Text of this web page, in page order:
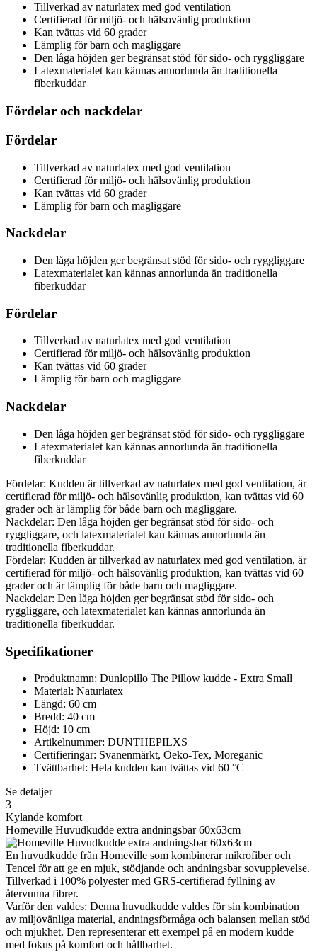
Tillverkad av naturlatex med god ventilation
Certifierad för miljö- och hälsovänlig produktion
Kan tvättas vid 60 grader
Lämplig för barn och magliggare
Den låga höjden ger begränsat stöd för sido- och ryggliggare
Latexmaterialet kan kännas annorlunda än traditionella
fiberkuddar
Fördelar och nackdelar
Fördelar
Tillverkad av naturlatex med god ventilation
Certifierad för miljö- och hälsovänlig produktion
Kan tvättas vid 60 grader
Lämplig för barn och magliggare
Nackdelar
Den låga höjden ger begränsat stöd för sido- och ryggliggare
Latexmaterialet kan kännas annorlunda än traditionella
fiberkuddar
Fördelar
Tillverkad av naturlatex med god ventilation
Certifierad för miljö- och hälsovänlig produktion
Kan tvättas vid 60 grader
Lämplig för barn och magliggare
Nackdelar
Den låga höjden ger begränsat stöd för sido- och ryggliggare
Latexmaterialet kan kännas annorlunda än traditionella
fiberkuddar
Fördelar: Kudden är tillverkad av naturlatex med god ventilation, är
certifierad för miljö- och hälsovänlig produktion, kan tvättas vid 60
grader och är lämplig för både barn och magliggare.
Nackdelar: Den låga höjden ger begränsat stöd för sido- och
ryggliggare, och latexmaterialet kan kännas annorlunda än
traditionella fiberkuddar.
Fördelar: Kudden är tillverkad av naturlatex med god ventilation, är
certifierad för miljö- och hälsovänlig produktion, kan tvättas vid 60
grader och är lämplig för både barn och magliggare.
Nackdelar: Den låga höjden ger begränsat stöd för sido- och
ryggliggare, och latexmaterialet kan kännas annorlunda än
traditionella fiberkuddar.
Specifikationer
Produktnamn: Dunlopillo The Pillow kudde - Extra Small
Material: Naturlatex
Längd: 60 cm
Bredd: 40 cm
Höjd: 10 cm
Artikelnummer: DUNTHEPILXS
Certifieringar: Svanenmärkt, Oeko-Tex, Moreganic
Tvättbarhet: Hela kudden kan tvättas vid 60 °C
Se detaljer
3
Kylande komfort
Homeville Huvudkudde extra andningsbar 60x63cm
En huvudkudde från Homeville som kombinerar mikrofiber och
Tencel för att ge en mjuk, stödjande och andningsbar sovupplevelse.
Tillverkad i 100% polyester med GRS-certifierad fyllning av
återvunna fibrer.
Varför den valdes: Denna huvudkudde valdes för sin kombination
av miljövänliga material, andningsförmåga och balansen mellan stöd
och mjukhet. Den representerar ett exempel på en modern kudde
med fokus på komfort och hållbarhet.